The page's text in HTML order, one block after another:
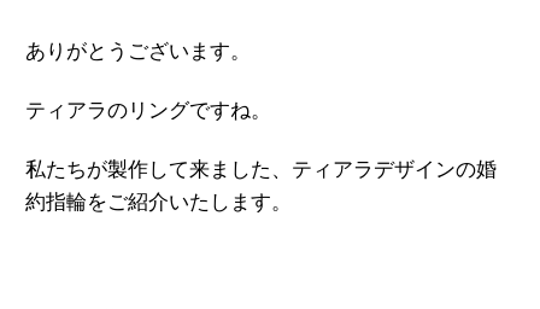
ありがとうございます。
ティアラのリングですね。
私たちが製作して来ました、ティアラデザインの婚
約指輪をご紹介いたします。